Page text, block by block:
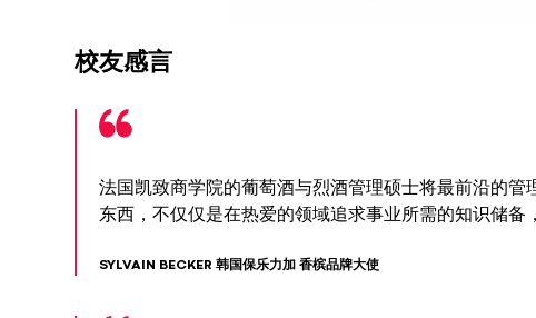
校友感言
法国凯致商学院的葡萄酒与烈酒管理硕士将最前沿的
东西，不仅仅是在热爱的领域追求事业所需的知识储备
SYLVAIN BECKER 韩国保乐力加 香槟品牌大使